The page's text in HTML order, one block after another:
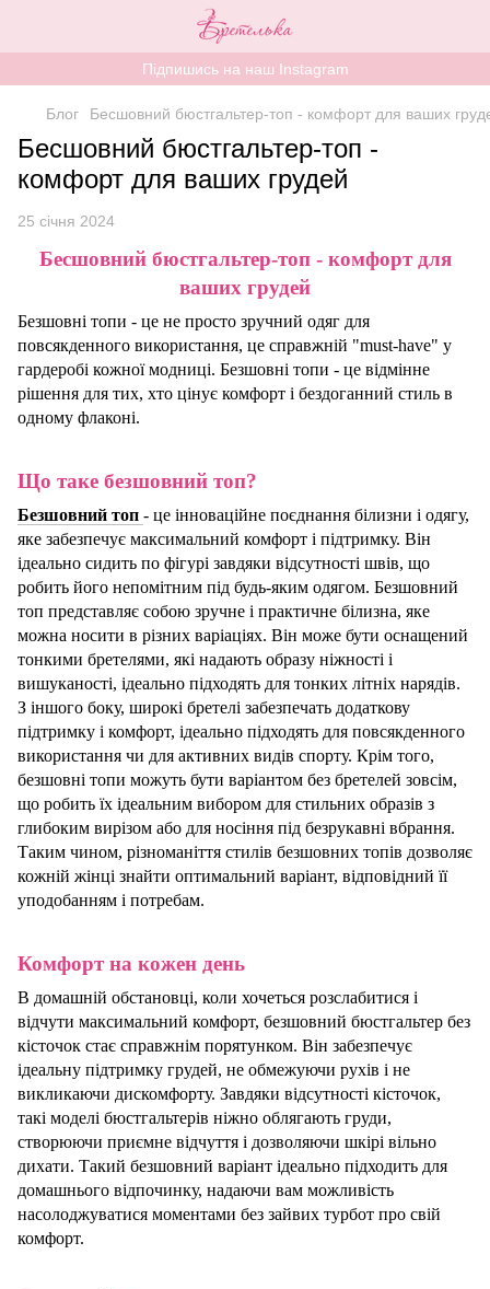
Підпишись на наш Instagram
Блог Бесшовний бюстгальтер-топ - комфорт для ваших
Бесшовний бюстгальтер-топ -
комфорт для ваших грудей
25 січня 2024
Бесшовний бюстгальтер-топ - комфорт для
ваших грудей
Безшовні топи - це не просто зручний одяг для
повсякденного використання, це справжній "must-have" у
гардеробі кожної модниці. Безшовні топи - це відмінне
рішення для тих, хто цінує комфорт і бездоганний стиль в
одному флаконі.
Що таке безшовний топ?
Безшовний топ - це інноваційне поєднання білизни і одягу,
яке забезпечує максимальний комфорт і підтримку. Він
ідеально сидить по фігурі завдяки відсутності швів, що
робить його непомітним під будь-яким одягом. Безшовний
топ представляє собою зручне і практичне білизна, яке
можна носити в різних варіаціях. Він може бути оснащений
тонкими бретелями, які надають образу ніжності і
вишуканості, ідеально підходять для тонких літніх нарядів.
З іншого боку, широкі бретелі забезпечать додаткову
підтримку і комфорт, ідеально підходять для повсякденного
використання чи для активних видів спорту. Крім того,
безшовні топи можуть бути варіантом без бретелей зовсім,
що робить їх ідеальним вибором для стильних образів з
глибоким вирізом або для носіння під безрукавні вбрання.
Таким чином, різноманіття стилів безшовних топів дозволяє
кожній жінці знайти оптимальний варіант, відповідний її
уподобанням і потребам.
Комфорт на кожен день
В домашній обстановці, коли хочеться розслабитися і
відчути максимальний комфорт, безшовний бюстгальтер без
кісточок стає справжнім порятунком. Він забезпечує
ідеальну підтримку грудей, не обмежуючи рухів і не
викликаючи дискомфорту. Завдяки відсутності кісточок,
такі моделі бюстгальтерів ніжно облягають груди,
створюючи приємне відчуття і дозволяючи шкірі вільно
дихати. Такий безшовний варіант ідеально підходить для
домашнього відпочинку, надаючи вам можливість
насолоджуватися моментами без зайвих турбот про свій
комфорт.